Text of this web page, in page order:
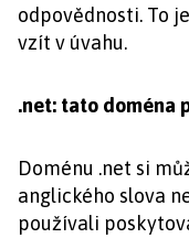
odpovědnosti. To
vzít v úvahu.
.net: tato doména
Doménu .net si
anglického slova
používali